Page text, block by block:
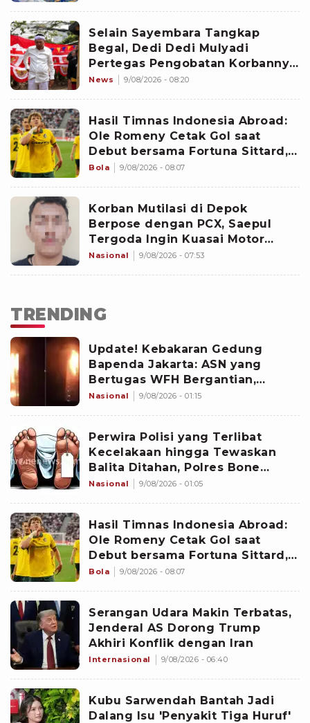
Selain Sayembara Tangkap
Begal, Dedi Dedi Mulyadi
Pertegas Pengobatan Korbannya
Bakal Dibiayai Pemprov Jawa
News 9/08/2026 - 08:20
Hasil Timnas Indonesia Abroad:
Ole Romeny Cetak Gol saat
Debut bersama Fortuna Sittard,
Justin Hubner Main Penuh
Bola 9/08/2026 - 08:07
Korban Mutilasi di Depok
Berpose dengan PCX, Saepul
Tergoda Ingin Kuasai Motor
Kunaefi
Nasional 9/08/2026 - 07:53
TRENDING
Update! Kebakaran Gedung
Bapenda Jakarta: ASN yang
Bertugas WFH Bergantian,
Pramono Pastikan Layanan Tetap
Nasional 9/08/2026 - 01:15
Perwira Polisi yang Terlibat
Kecelakaan hingga Tewaskan
Balita Ditahan, Polres Bone
Dalami Dugaan Rem Blong
Nasional 9/08/2026 - 01:05
Hasil Timnas Indonesia Abroad:
Ole Romeny Cetak Gol saat
Debut bersama Fortuna Sittard,
Justin Hubner Main Penuh
Bola 9/08/2026 - 08:07
Serangan Udara Makin Terbatas,
Jenderal AS Dorong Trump
Akhiri Konflik dengan Iran
Internasional 9/08/2026 - 06:40
Kubu Sarwendah Bantah Jadi
Dalang Isu 'Penyakit Tiga Huruf'